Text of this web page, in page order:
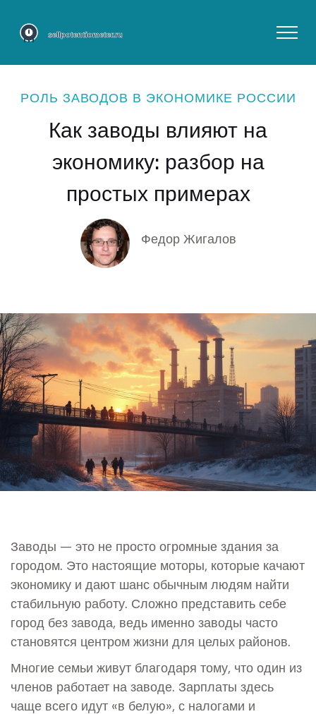
РОЛЬ ЗАВОДОВ В ЭКОНОМИКЕ РОССИИ
Как заводы влияют на
экономику: разбор на
простых примерах
Федор Жигалов
Заводы — это не просто огромные здания за
городом. Это настоящие моторы, которые качают
экономику и дают шанс обычным людям найти
стабильную работу. Сложно представить себе
город без завода, ведь именно заводы часто
становятся центром жизни для целых районов.
Многие семьи живут благодаря тому, что один из
членов работает на заводе. Зарплаты здесь
чаще всего идут «в белую», с налогами и